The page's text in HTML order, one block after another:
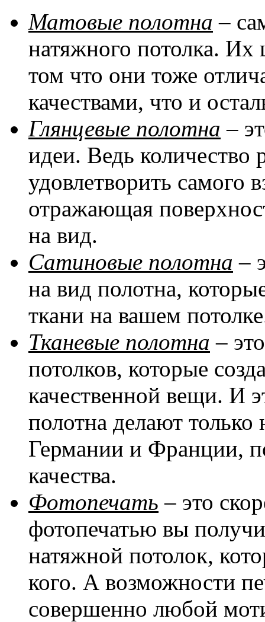
Матовые полотна –
натяжного потолка. Их
том что они тоже
качествами, что и
Глянцевые полотна –
идеи. Ведь количество
удовлетворить самого
отражающая
на вид.
Сатиновые полотна –
на вид полотна,
ткани на вашем
Тканевые полотна –
потолков, которые
качественной вещи. И
полотна делают
Германии и Франции,
качества.
Фотопечать – это
фотопечатью вы
натяжной потолок,
кого. А возможности
совершенно любой